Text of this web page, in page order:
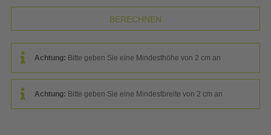
Achtung: Bitte geben Sie eine Mindesthöhe von 2 cm an
Achtung: Bitte geben Sie eine Mindestbreite von 2 cm an